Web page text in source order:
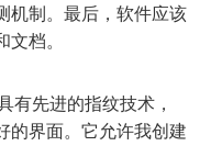
机制。最后，软件应该
档。
有先进的指纹技术，
的界面。它允许我创建